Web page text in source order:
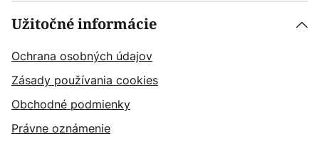
Užitočné informácie
Ochrana osobných údajov
Zásady používania cookies
Obchodné podmienky
Právne oznámenie